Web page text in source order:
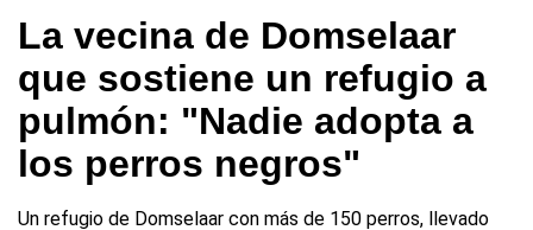
La vecina de Domselaar
que sostiene un refugio a
pulmón: "Nadie adopta a
los perros negros"
Un refugio de Domselaar con más de 150 perros, llevado